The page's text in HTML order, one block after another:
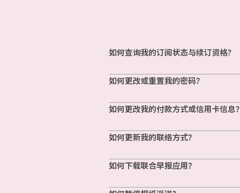
如何查询我的订阅状态与续订资格?
如何更改或重置我的密码？
如何更改我的付款方式或信用卡信息？
如何更新我的联络方式？
如何下载联合早报应用？